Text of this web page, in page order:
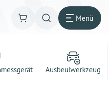
Menü
Ausbeulwerkzeug